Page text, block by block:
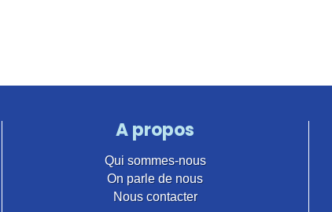
A propos
Qui sommes-nous
On parle de nous
Nous contacter